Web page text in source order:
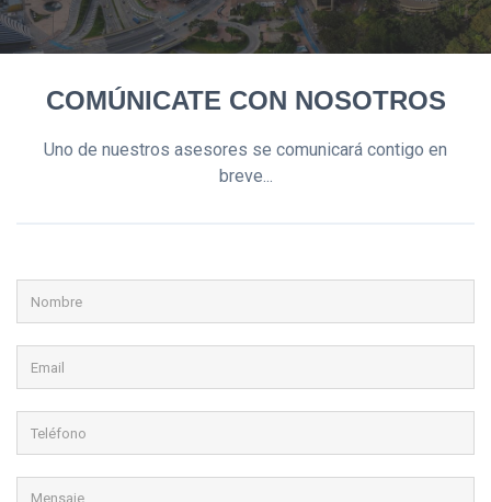
COMÚNICATE CON NOSOTROS
Uno de nuestros asesores se comunicará contigo en
breve...